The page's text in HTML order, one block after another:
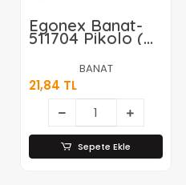
Egonex Banat-
511704 Pikolo (
Çocuk ) (
Yumuşak & Soft
) Diş Fırçası (
Palyaço Figürlü
)*12x12
BANAT
21,84 TL
Sepete Ekle